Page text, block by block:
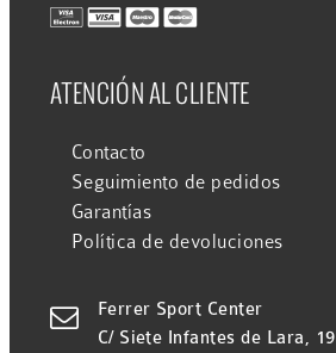
ATENCIÓN AL CLIENTE
Contacto
Seguimiento de pedidos
Garantías
Política de devoluciones

Ferrer Sport Center
C/ Siete Infantes de Lara, 19